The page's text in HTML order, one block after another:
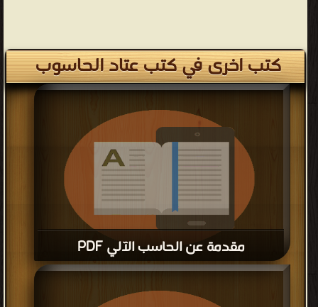
كتب اخرى في كتب عتاد الحاسوب
مقدمة عن الحاسب الآلي PDF
قراءة و تحميل كتاب مقدمة عن الحاسب الآلي PDF مجانا